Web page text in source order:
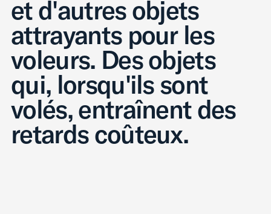
et d'autres objets
attrayants pour les
voleurs. Des objets
qui, lorsqu'ils sont
volés, entraînent des
retards coûteux.